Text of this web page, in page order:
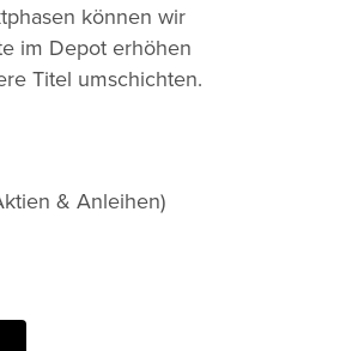
können wir
im Depot erhöhen
Titel umschichten.
& Anleihen)